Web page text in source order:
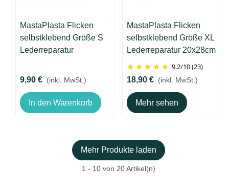
MastaPlasta Flicken
selbstklebend Größe S
Lederreparatur
Pflastermotiv
9,90 € (inkl. MwSt.)
In den Warenkorb
MastaPlasta Flicken
selbstklebend Größe XL
Lederreparatur 20x28cm
9.2/10(23)
18,90 € (inkl. MwSt.)
Mehr sehen
Mehr Produkte laden
1 - 10 von 20 Artikel(n)